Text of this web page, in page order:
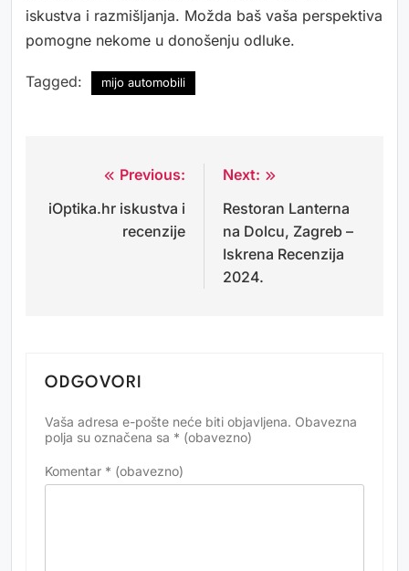
iskustva i razmišljanja. Možda baš vaša perspektiva
pomogne nekome u donošenju odluke.
Tagged: mijo automobili
Navigacija
objava
Previous:
iOptika.hr iskustva i
recenzije
Next:
Restoran Lanterna
na Dolcu, Zagreb –
Iskrena Recenzija
2024.
ODGOVORI
Vaša adresa e-pošte neće biti objavljena. Obavezna
polja su označena sa * (obavezno)
Komentar * (obavezno)
Alternative: